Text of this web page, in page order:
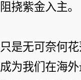
阻挠紫金入主。
只是无可奈何
成为我们在海